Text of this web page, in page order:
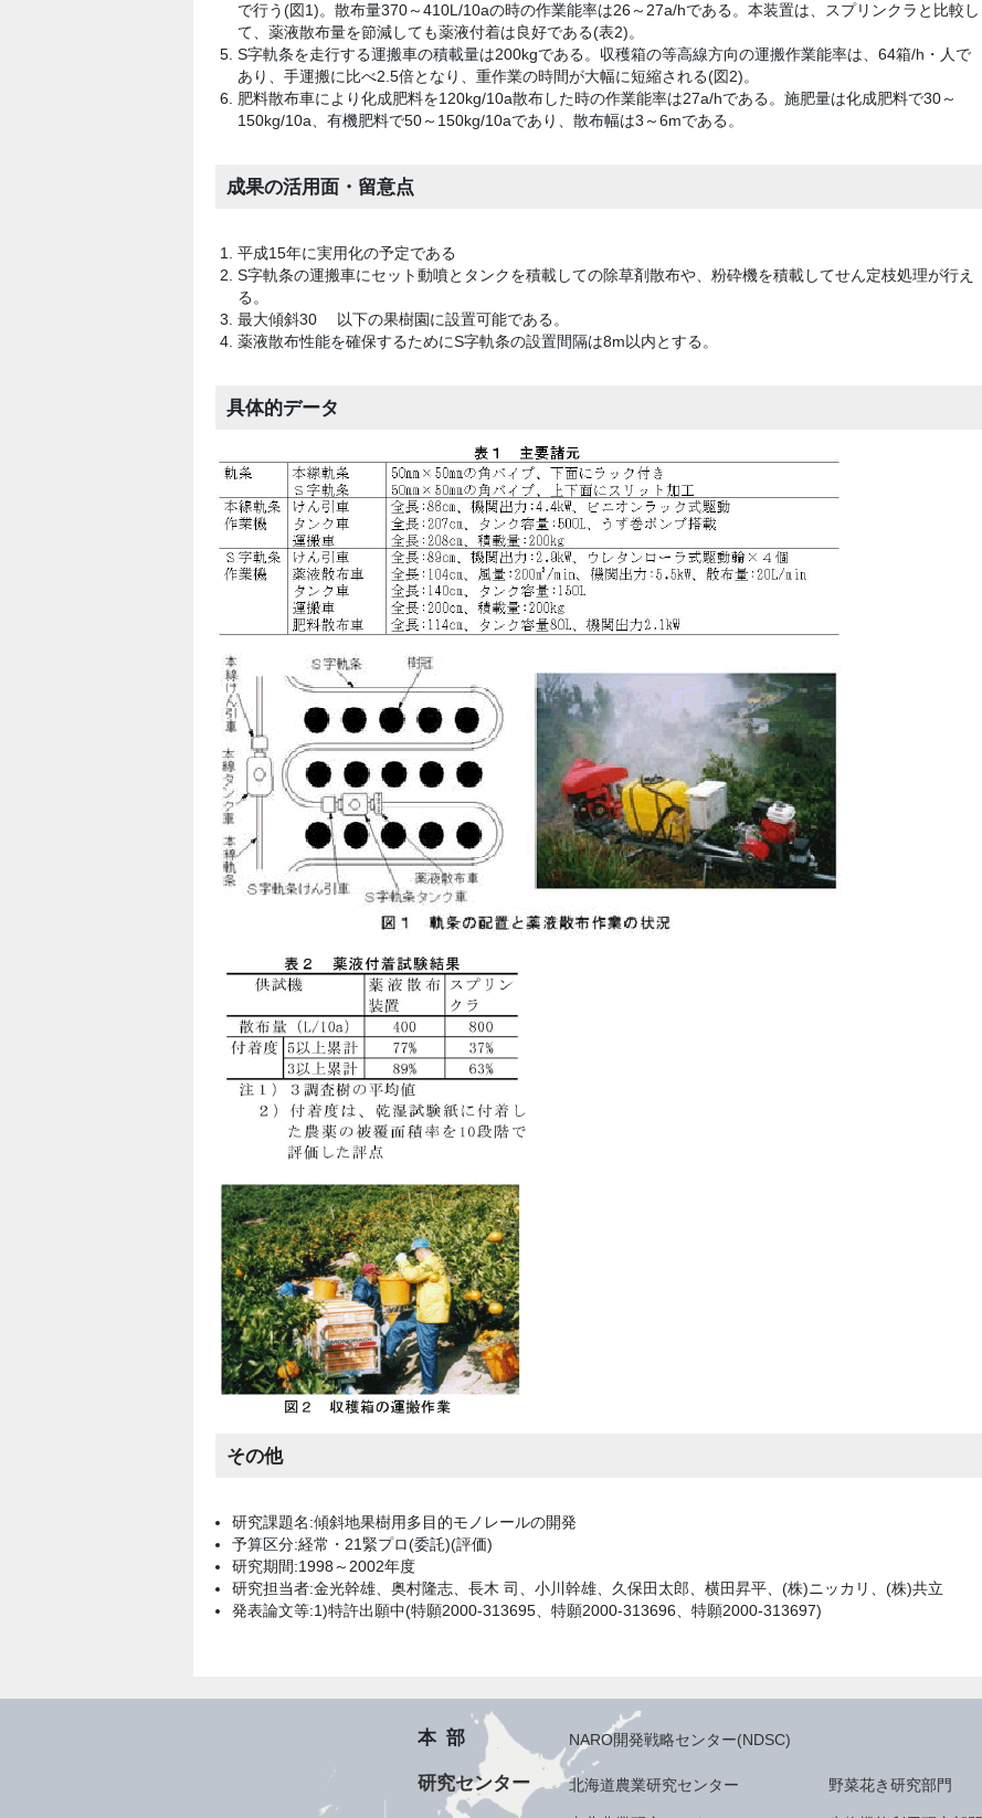
で行う(図1)。散布量370～410L/10aの時の作業能率は26～27a/hである。本装置は、スプリンクラと比較し
て、薬液散布量を節減しても薬液付着は良好である(表2)。
S字軌条を走行する運搬車の積載量は200kgである。収穫箱の等高線方向の運搬作業能率は、64箱/h・人で
あり、手運搬に比べ2.5倍となり、重作業の時間が大幅に短縮される(図2)。
肥料散布車により化成肥料を120kg/10a散布した時の作業能率は27a/hである。施肥量は化成肥料で30～
150kg/10a、有機肥料で50～150kg/10aであり、散布幅は3～6mである。
成果の活用面・留意点
平成15年に実用化の予定である
S字軌条の運搬車にセット動噴とタンクを積載しての除草剤散布や、粉砕機を積載してせん定枝処理が行え
る。
最大傾斜30 ゚以下の果樹園に設置可能である。
薬液散布性能を確保するためにS字軌条の設置間隔は8m以内とする。
具体的データ
その他
研究課題名:傾斜地果樹用多目的モノレールの開発
予算区分:経常・21緊プロ(委託)(評価)
研究期間:1998～2002年度
研究担当者:金光幹雄、奥村隆志、長木 司、小川幹雄、久保田太郎、横田昇平、(株)ニッカリ、(株)共立
発表論文等:1)特許出願中(特願2000-313695、特願2000-313696、特願2000-313697)
本部 NARO開発戦略センター(NDSC)
研究センター 北海道農業研究センター 野菜花き研究部門